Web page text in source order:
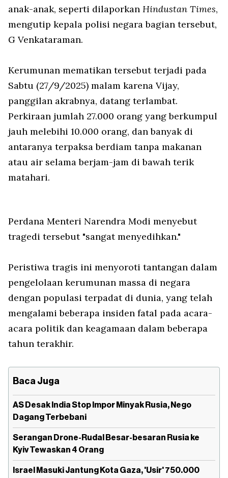
anak-anak, seperti dilaporkan Hindustan Times,
mengutip kepala polisi negara bagian tersebut,
G Venkataraman.
Kerumunan mematikan tersebut terjadi pada
Sabtu (27/9/2025) malam karena Vijay,
panggilan akrabnya, datang terlambat.
Perkiraan jumlah 27.000 orang yang berkumpul
jauh melebihi 10.000 orang, dan banyak di
antaranya terpaksa berdiam tanpa makanan
atau air selama berjam-jam di bawah terik
matahari.
Perdana Menteri Narendra Modi menyebut
tragedi tersebut "sangat menyedihkan."
Peristiwa tragis ini menyoroti tantangan dalam
pengelolaan kerumunan massa di negara
dengan populasi terpadat di dunia, yang telah
mengalami beberapa insiden fatal pada acara-
acara politik dan keagamaan dalam beberapa
tahun terakhir.
Baca Juga
AS Desak India Stop Impor Minyak Rusia, Nego
Dagang Terbebani
Serangan Drone-Rudal Besar-besaran Rusia ke
Kyiv Tewaskan 4 Orang
Israel Masuki Jantung Kota Gaza, 'Usir' 750.000